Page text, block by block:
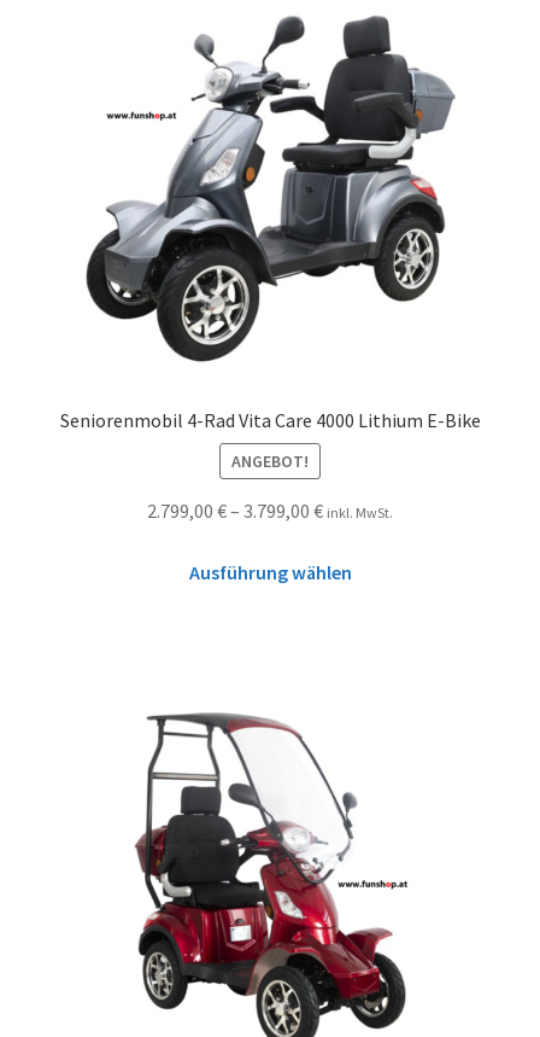
Seniorenmobil 4-Rad Vita Care 4000 Lithium E-Bike
ANGEBOT!
2.799,00 €– 3.799,00 € inkl. MwSt.
Ausführung wählen